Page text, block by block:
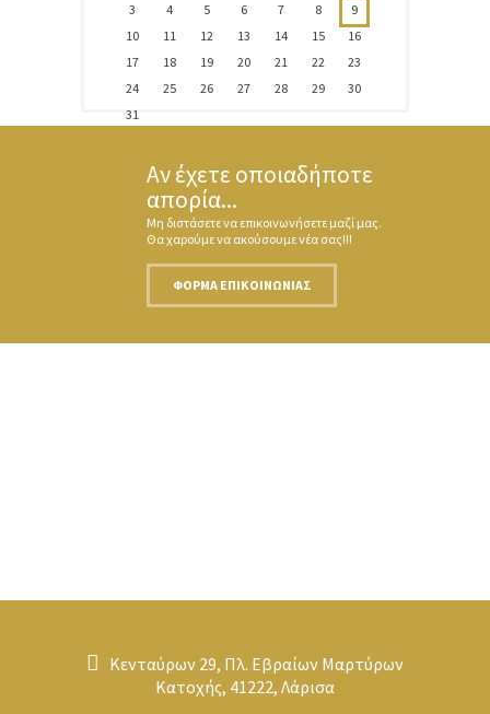
3
4 5 6 7 8
9
10
11 12 13 14 15
16
17
18 19 20 21 22
23
24
25 26 27 28 29
30
31
Αν έχετε οποιαδήποτε
απορία...
Μη διστάσετε να επικοινωνήσετε μαζί μας.
Θα χαρούμε να ακούσουμε νέα σας!!!
ΦΌΡΜΑ ΕΠΙΚΟΙΝΩΝΊΑΣ
Κενταύρων 29, Πλ. Εβραίων Μαρτύρων
Κατοχής, 41222, Λάρισα